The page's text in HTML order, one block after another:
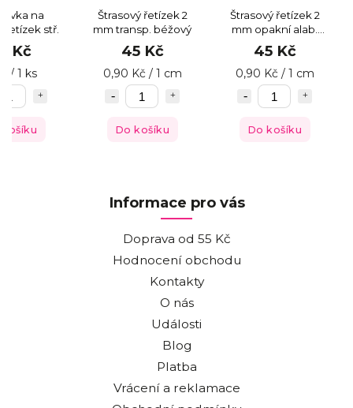
na
řetízek stř.
Kč
/ 1 ks
košíku
Štrasový řetízek 2
mm transp. béžový
45 Kč
0,90 Kč / 1 cm
Do košíku
Štrasový řetízek 2
mm opakní alab.
bílý
45 Kč
0,90 Kč / 1 cm
Do košíku
Informace pro vás
Doprava od 55 Kč
Hodnocení obchodu
Kontakty
O nás
Události
Blog
Platba
Vrácení a reklamace